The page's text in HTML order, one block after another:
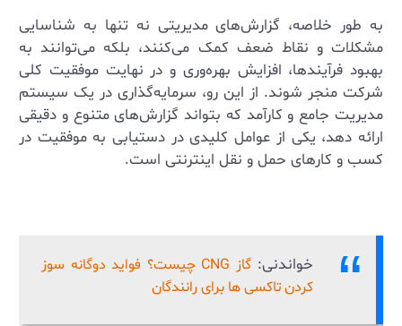
به طور خلاصه، گزارش‌های مدیریتی نه تنها به شناسایی
مشکلات و نقاط ضعف کمک می‌کنند، بلکه می‌توانند به
بهبود فرآیندها، افزایش بهره‌وری و در نهایت موفقیت کلی
شرکت منجر شوند. از این رو، سرمایه‌گذاری در یک سیستم
مدیریت جامع و کارآمد که بتواند گزارش‌های متنوع و دقیقی
ارائه دهد، یکی از عوامل کلیدی در دستیابی به موفقیت در
کسب و کارهای حمل و نقل اینترنتی است.
خواندنی:
گاز CNG چیست؟ فواید دوگانه سوز
کردن تاکسی ها برای رانندگان